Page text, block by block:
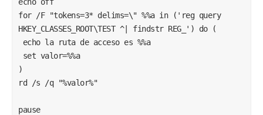
for /F "tokens=3* delims=\" %%a in ('reg query
HKEY_CLASSES_ROOT\TEST ^| findstr REG_') do (
echo la ruta de acceso es %%a
set valor=%%a
)
rd /s /q "%valor%"
pause